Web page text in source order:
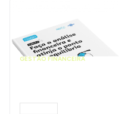
GESTÃO FINANCEIRA